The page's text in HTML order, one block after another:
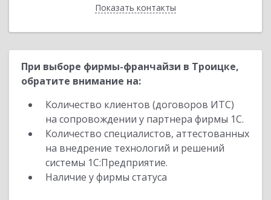
Показать контакты
Назад
При выборе фирмы-франчайзи в Троицке,
обратите внимание на:
Количество клиентов (договоров ИТС)
на сопровождении у партнера фирмы 1С.
Количество специалистов, аттестованных
на внедрение технологий и решений
системы 1С:Предприятие.
Наличие у фирмы статуса